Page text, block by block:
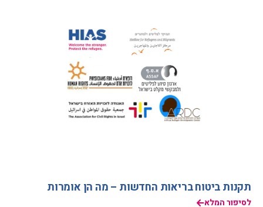
תקנות ביטוח בריאות החדשות – מה הן אומרות
לסיפור המלא